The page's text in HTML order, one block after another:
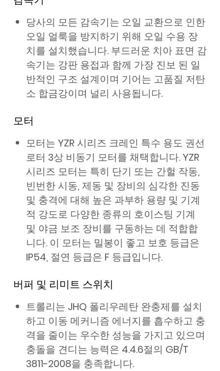
당사의 모든 감속기는 오일 교환으로 인한
오일 얼룩을 방지하기 위해 오일 수용 장
치를 설치했습니다. 부드러운 치아 표면 감
속기는 강판 용접과 함께 가장 진보 된 일
반적인 구조 설계이며 기어는 고품질 저탄
소 합금강이며 널리 사용됩니다.
모터
모터는 YZR 시리즈 크레인 특수 용도 권선
로터 3상 비동기 모터를 채택합니다. YZR
시리즈 모터는 특히 단기 또는 간헐 작동,
빈번한 시동, 제동 및 장비의 심각한 진동
및 충격에 대해 높은 과부하 용량 및 기계
적 강도로 다양한 종류의 호이스팅 기계
및 야금 보조 장비를 구동하는 데 적합합
니다. 이 모터는 밀봉이 좋고 보호 등급은
IP54, 절연 등급은 F 등급입니다.
버퍼 및 리미트 스위치
트롤리는 JHQ 폴리우레탄 완충제를 설치
하고 이동 메커니즘 에너지를 흡수하고 충
격을 줄이는 우수한 성능을 가지고 있으며
충돌을 견디는 능력은 4.4.6절의 GB/T
3811-2008을 충족합니다.